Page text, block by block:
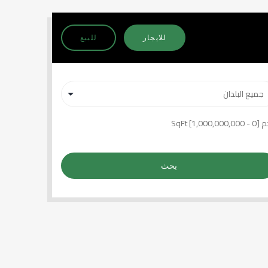
للايجار للبيع
[
0
-
1,000,000,000
] SqFt
بحث